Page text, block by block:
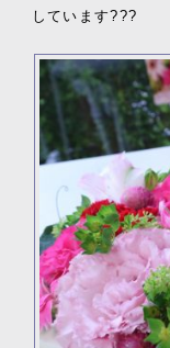
しています???